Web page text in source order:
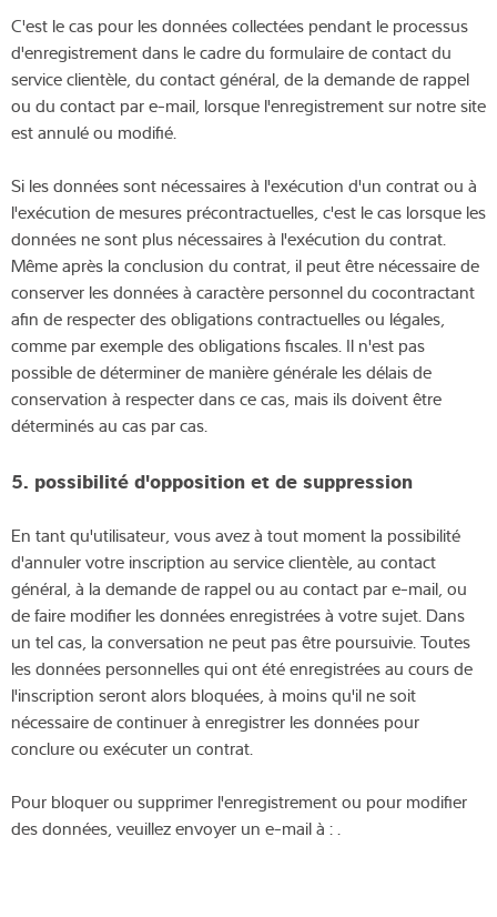
C'est le cas pour les données collectées pendant le processus
d'enregistrement dans le cadre du formulaire de contact du
service clientèle, du contact général, de la demande de rappel
ou du contact par e-mail, lorsque l'enregistrement sur notre site
est annulé ou modifié.
Si les données sont nécessaires à l'exécution d'un contrat ou à
l'exécution de mesures précontractuelles, c'est le cas lorsque les
données ne sont plus nécessaires à l'exécution du contrat.
Même après la conclusion du contrat, il peut être nécessaire de
conserver les données à caractère personnel du cocontractant
afin de respecter des obligations contractuelles ou légales,
comme par exemple des obligations fiscales. Il n'est pas
possible de déterminer de manière générale les délais de
conservation à respecter dans ce cas, mais ils doivent être
déterminés au cas par cas.
5. possibilité d'opposition et de suppression
En tant qu'utilisateur, vous avez à tout moment la possibilité
d'annuler votre inscription au service clientèle, au contact
général, à la demande de rappel ou au contact par e-mail, ou
de faire modifier les données enregistrées à votre sujet. Dans
un tel cas, la conversation ne peut pas être poursuivie. Toutes
les données personnelles qui ont été enregistrées au cours de
l'inscription seront alors bloquées, à moins qu'il ne soit
nécessaire de continuer à enregistrer les données pour
conclure ou exécuter un contrat.
Pour bloquer ou supprimer l'enregistrement ou pour modifier
des données, veuillez envoyer un e-mail à : .